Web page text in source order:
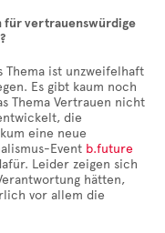
für vertrauenswürdige
Thema ist unzweifelhaft
Es gibt kaum noch
Thema Vertrauen nicht
die
eine neue
Event b.future
Leider zeigen sich
hätten,
vor allem die